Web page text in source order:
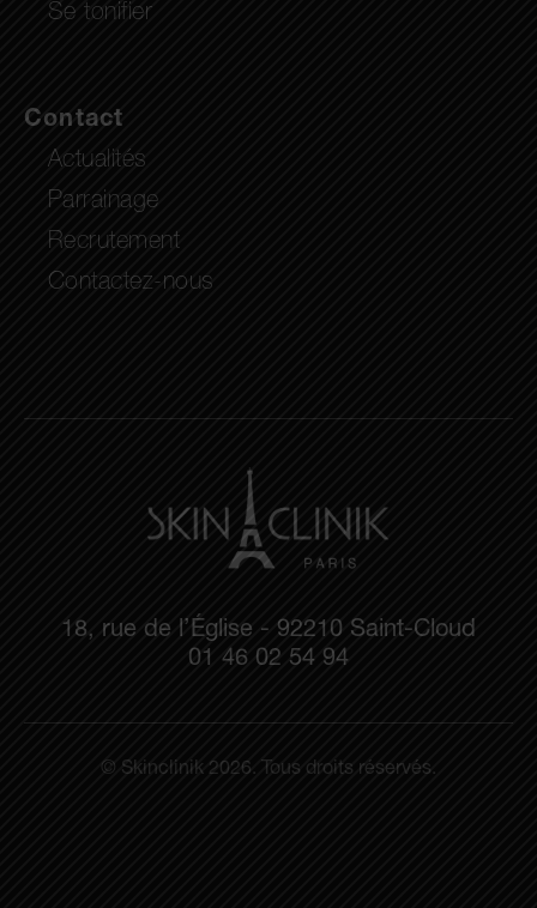
Se tonifier
Contact
Actualités
Parrainage
Recrutement
Contactez-nous
18, rue de l’Église - 92210 Saint-Cloud
01 46 02 54 94
© Skinclinik 2026. Tous droits réservés.